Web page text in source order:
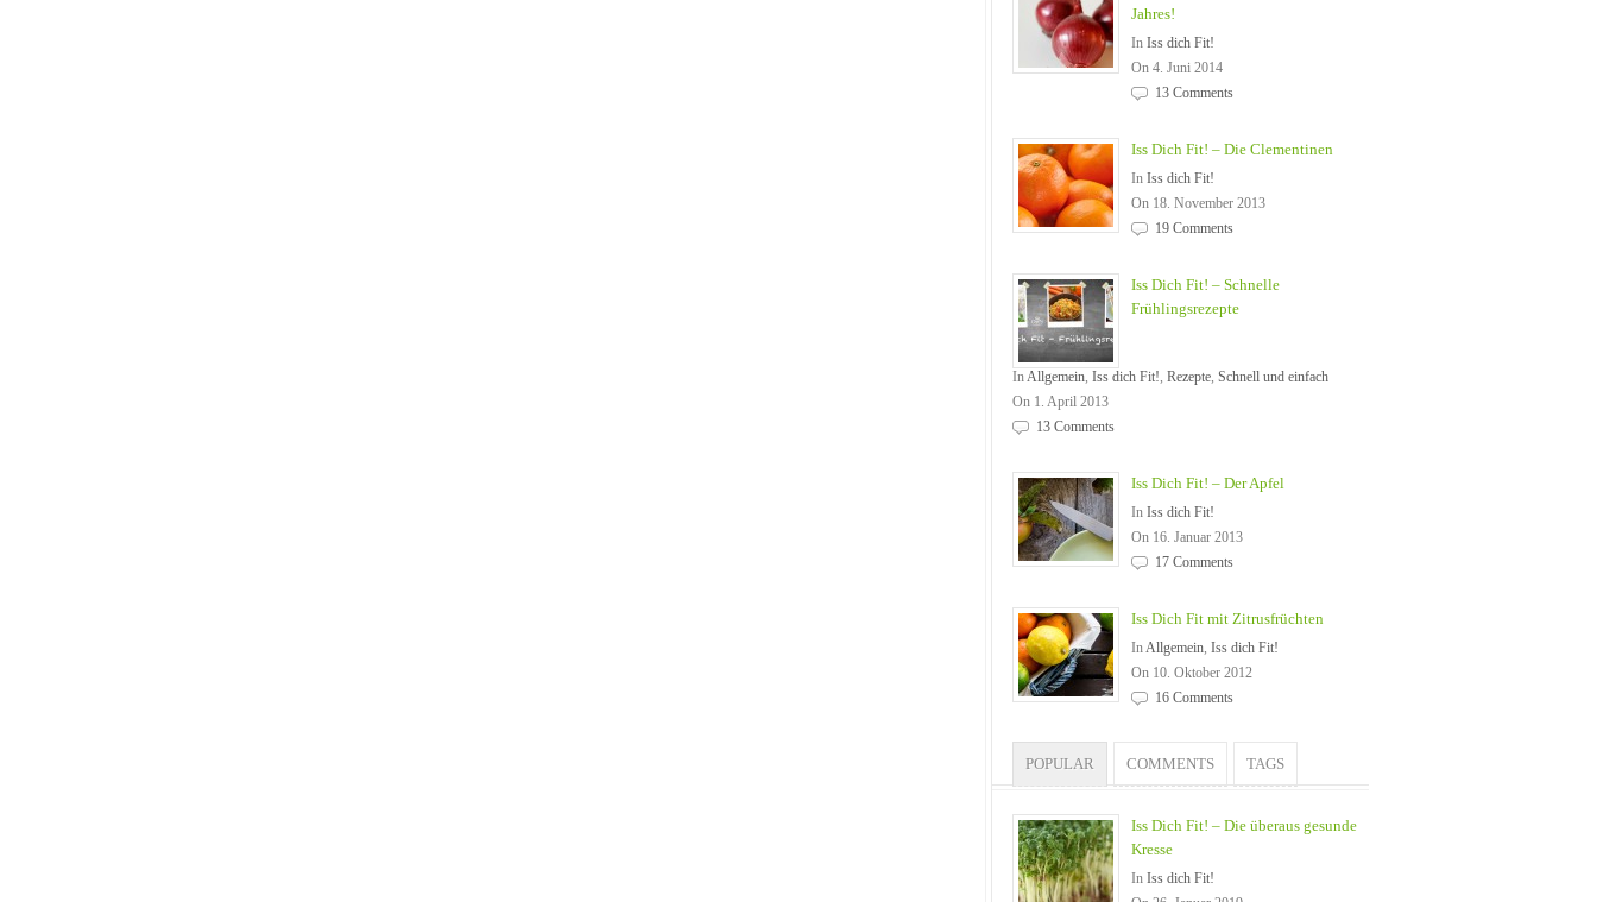
Jahres!
In Iss dich Fit!
On 4. Juni 2014
13 Comments
Iss Dich Fit! – Die Clementinen
In Iss dich Fit!
On 18. November 2013
19 Comments
Iss Dich Fit! – Schnelle
Frühlingsrezepte
InAllgemein, Iss dich Fit!, Rezepte, Schnell und einfach
On 1. April 2013
13 Comments
Iss Dich Fit! – Der Apfel
In Iss dich Fit!
On 16. Januar 2013
17 Comments
Iss Dich Fit mit Zitrusfrüchten
InAllgemein, Iss dich Fit!
On 10. Oktober 2012
16 Comments
POPULAR COMMENTS TAGS
Iss Dich Fit! – Die überaus gesunde
Kresse
In Iss dich Fit!